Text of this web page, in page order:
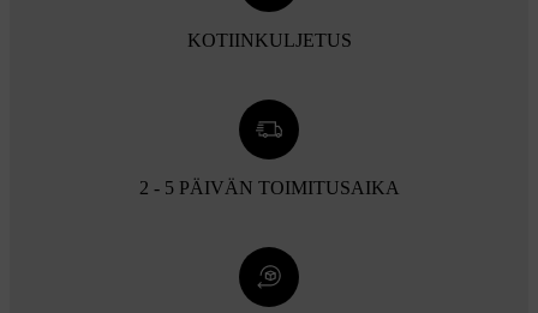
KOTIINKULJETUS
2 - 5 PÄIVÄN TOIMITUSAIKA